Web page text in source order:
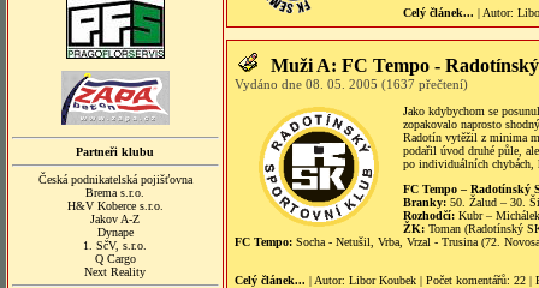
Partneři klubu
Česká podnikatelská pojišťovna
Brema s.r.o.
H&V Koberce s.r.o.
Jakov A-Z
Dynape
1. SčV, s.r.o.
Q Cargo
Next Reality
Celý článek... | Autor:
Muži A: FC Tempo -
Vydáno dne 08. 05. 2005 (1637 přečtení)
Jako kdybychom se
zopakovalo naprosto
Radotín vytěžil z minima
podařil úvod druhé půle,
po individuálních chybách,
FC Tempo – Radotínský
Branky: 50. Žalud – 30.
Rozhodčí: Kubr –
ŽK: Toman (Radotínský
FC Tempo: Socha - Netušil, Vrba, Vrzal - Trusina (72.
Celý článek... | Autor: Libor Koubek | Počet komentářů: 22 |